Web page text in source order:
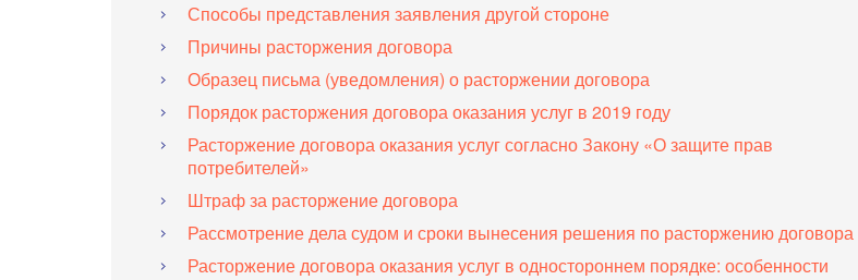
Способы представления заявления другой стороне
Причины расторжения договора
Образец письма (уведомления) о расторжении договора
Порядок расторжения договора оказания услуг в 2019 году
Расторжение договора оказания услуг согласно Закону «О защите прав
потребителей»
Штраф за расторжение договора
Рассмотрение дела судом и сроки вынесения решения по расторжению договора
Расторжение договора оказания услуг в одностороннем порядке: особенности